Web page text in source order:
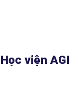
viện AGI